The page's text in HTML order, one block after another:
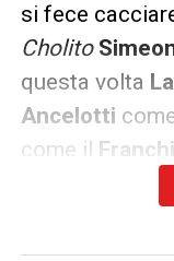
si fece
Cholito
questa volta
Ancelotti
come il Franchi.
risultato è